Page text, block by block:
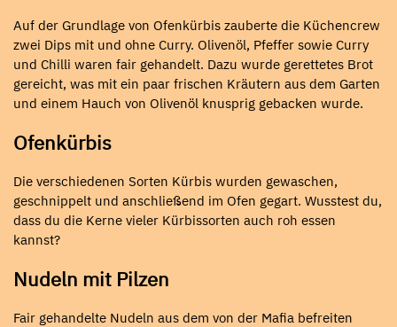
Auf der Grundlage von Ofenkürbis zauberte die Küchencrew
zwei Dips mit und ohne Curry. Olivenöl, Pfeffer sowie Curry
und Chilli waren fair gehandelt. Dazu wurde gerettetes Brot
gereicht, was mit ein paar frischen Kräutern aus dem Garten
und einem Hauch von Olivenöl knusprig gebacken wurde.
Ofenkürbis
Die verschiedenen Sorten Kürbis wurden gewaschen,
geschnippelt und anschließend im Ofen gegart. Wusstest du,
dass du die Kerne vieler Kürbissorten auch roh essen
kannst?
Nudeln mit Pilzen
Fair gehandelte Nudeln aus dem von der Mafia befreiten